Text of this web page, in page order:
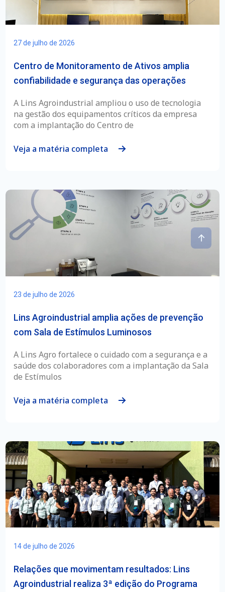
Centro de Monitoramento de Ativos amplia
confiabilidade e segurança das operações
27 de julho de 2026
A Lins Agroindustrial ampliou o uso de tecnologia
na gestão dos equipamentos críticos da empresa
com a implantação do Centro de
Veja a matéria completa
Lins Agroindustrial amplia ações de prevenção
com Sala de Estímulos Luminosos
23 de julho de 2026
A Lins Agro fortalece o cuidado com a segurança e a
saúde dos colaboradores com a implantação da Sala
de Estímulos
Veja a matéria completa
Relações que movimentam resultados: Lins
Agroindustrial realiza 3ª edição do Programa
14 de julho de 2026